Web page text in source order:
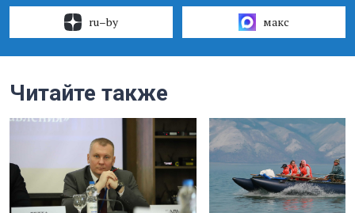
ru–by макс
Читайте также